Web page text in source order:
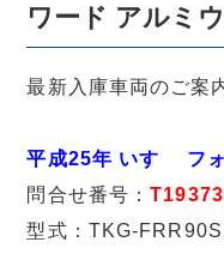
ワード アルミ
最新入庫車両のご案
平成25年 いすゞ フ
問合せ番号：T19373
型式：TKG-